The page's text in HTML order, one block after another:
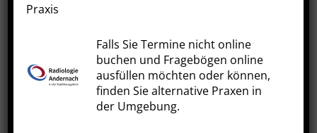
Praxis
Falls Sie Termine nicht online
buchen und Fragebögen online
ausfüllen möchten oder können,
finden Sie alternative Praxen in
der Umgebung.